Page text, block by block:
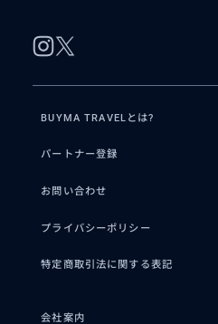
BUYMA TRAVELとは?
パートナー登録
お問い合わせ
プライバシーポリシー
特定商取引法に関する表記
会社案内